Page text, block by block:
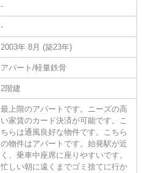
-
-
2003年 8月 (築23年)
アパート/軽量鉄骨
2階建
最上階のアパートです。ニーズの高
い家賃のカード決済が可能です。こ
ちらは通風良好な物件です。こちら
の物件はアパートです。始発駅が近
く、乗車中座席に座りやすいです。
忙しい朝に遠くまでゴミ捨てに行か